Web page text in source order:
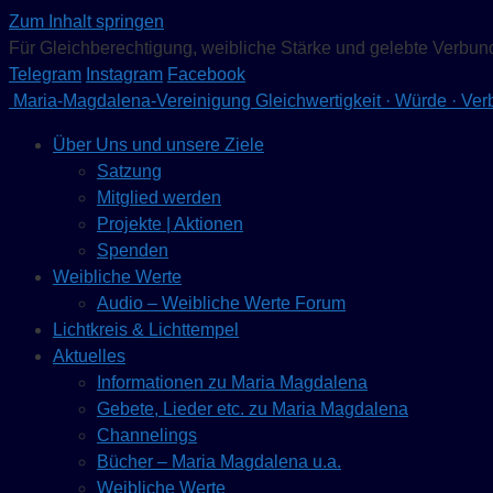
Zum Inhalt springen
Für Gleichberechtigung, weibliche Stärke und gelebte
Telegram Instagram Facebook
Maria-Magdalena-Vereinigung Gleichwertigkeit · Würde ·
Über Uns und unsere Ziele
Satzung
Mitglied werden
Projekte | Aktionen
Spenden
Weibliche Werte
Audio – Weibliche Werte Forum
Lichtkreis & Lichttempel
Aktuelles
Informationen zu Maria Magdalena
Gebete, Lieder etc. zu Maria Magdalena
Channelings
Bücher – Maria Magdalena u.a.
Weibliche Werte